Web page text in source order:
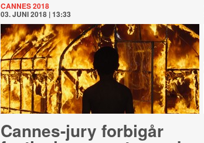
CANNES 2018
03. JUNI 2018 | 13:33
Cannes-jury forbigår